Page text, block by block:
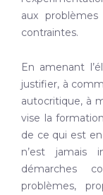
aux
contraintes.
En amenant
justifier, à
autocritique, à
vise la
de ce qui est
n’est jamais
démarches
problèmes,